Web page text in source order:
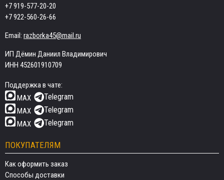
+7 919-577-20-20
+7 922-560-26-66
Email: razborka45@mail.ru
ИП Дёмин Даниил Владимирович
ИНН 452601910709
Поддержка в чате:
MAX
Telegram
MAX Telegram
MAX Telegram
ПОКУПАТЕЛЯМ
Как оформить заказ
Способы доставки